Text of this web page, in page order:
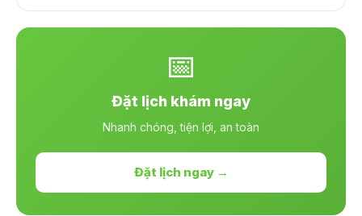
📅
Đặt lịch khám ngay
Nhanh chóng, tiện lợi, an toàn
Đặt lịch ngay →